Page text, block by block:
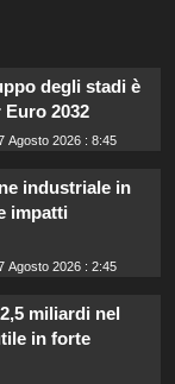
degli stadi è
2032
Agosto 2026 : 8:45
industriale in
impatti
Agosto 2026 : 2:45
miliardi nel
in forte